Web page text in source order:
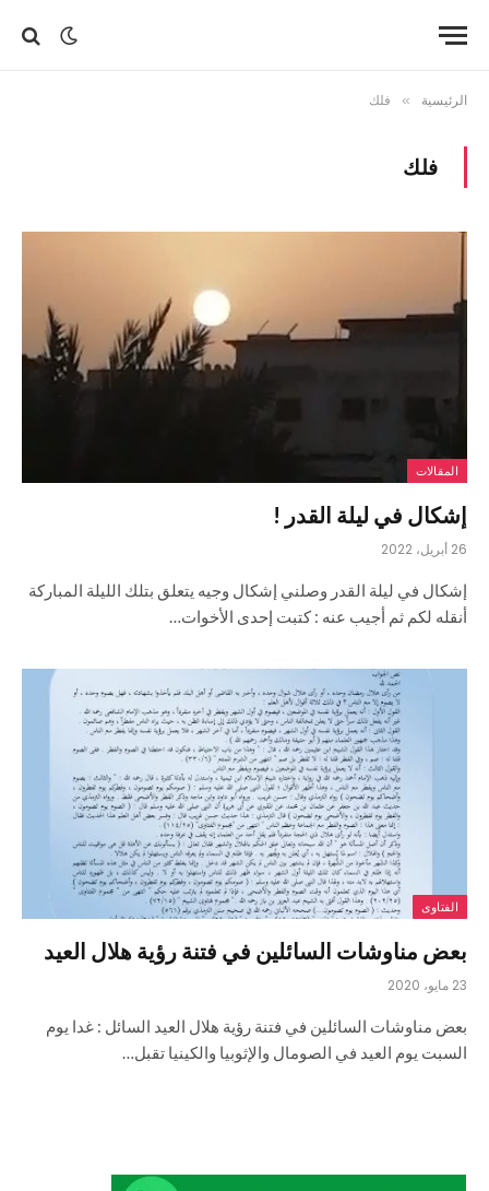
الرئيسية » فلك
فلك
المقالات
إشكال في ليلة القدر !
26 أبريل، 2022
إشكال في ليلة القدر وصلني إشكال وجيه يتعلق بتلك الليلة المباركة
أنقله لكم ثم أجيب عنه : كتبت إحدى الأخوات…
الفتاوى
بعض مناوشات السائلين في فتنة رؤية هلال العيد
23 مايو، 2020
بعض مناوشات السائلين في فتنة رؤية هلال العيد السائل : غدا يوم
السبت يوم العيد في الصومال والإثوبيا والكينيا تقبل…